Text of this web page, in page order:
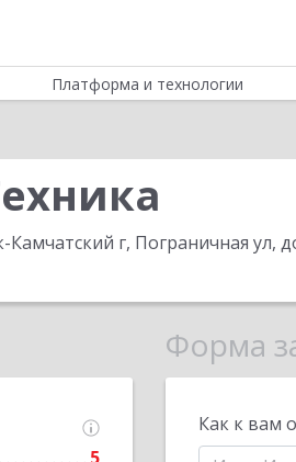
Платформа и технологии
Камчатский г, Пограничная ул,
Форма
Как к вам